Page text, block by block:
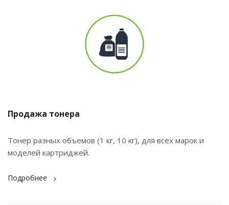
Продажа тонера
Тонер разных объемов (1 кг, 10 кг), для всех марок и
моделей картриджей.
Подробнее